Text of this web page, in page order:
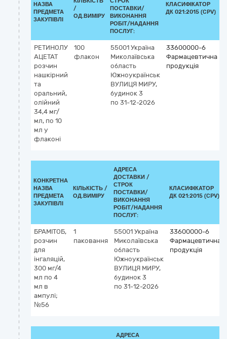
НАЗВА
ПРЕДМЕТА
ЗАКУПІВЛІ
/
ОД.ВИМІРУ
ПОСТАВКИ/
ВИКОНАННЯ
РОБІТ/НАДАННЯ
ПОСЛУГ:
КЛАСИФІКАТОР
ДК 021:2015 (CPV)
РЕТИНОЛУ
АЦЕТАТ
розчин
нашкірний
та
оральний,
олійний
34,4 мг/
мл, по 10
мл у
флаконі
100
флакон
55001 Україна
Миколаївська
область
Южноукраїнськ
ВУЛИЦЯ МИРУ,
будинок 3
по 31-12-2026
33600000-6
Фармацевтична
продукція
КОНКРЕТНА
НАЗВА
ПРЕДМЕТА
ЗАКУПІВЛІ
КІЛЬКІСТЬ /
ОД.ВИМІРУ
АДРЕСА
ДОСТАВКИ /
СТРОК
ПОСТАВКИ/
ВИКОНАННЯ
РОБІТ/НАДАННЯ
ПОСЛУГ:
КЛАСИФІКАТОР
ДК 021:2015 (CPV)
БРАМІТОБ,
розчин
для
інгаляцій,
300 мг/4
мл по 4
мл в
ампулі;
№56
1
паковання
55001 Україна
Миколаївська
область
Южноукраїнськ
ВУЛИЦЯ МИРУ,
будинок 3
по 31-12-2026
33600000-6
Фармацевтична
продукція
АДРЕСА